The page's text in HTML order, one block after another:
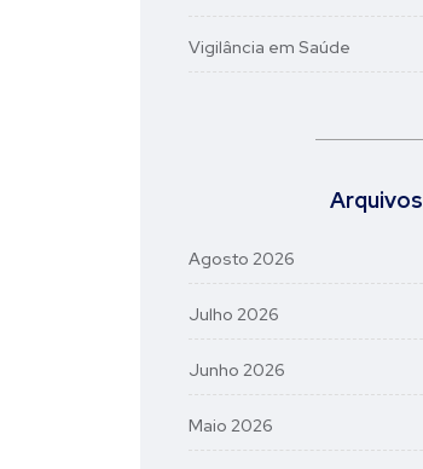
Vigilância em Saúde
Arquivos
Agosto 2026
Julho 2026
Junho 2026
Maio 2026